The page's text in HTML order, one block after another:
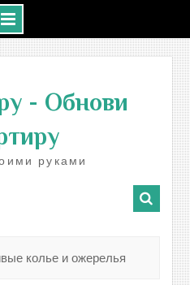
- Обнови
руками
колье и ожерелья